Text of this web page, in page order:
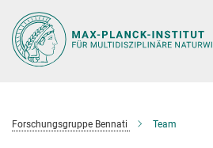
Hauptinhalt
Forschungsgruppe Bennati Team